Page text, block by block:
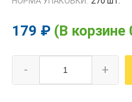
179 ₽ (В корзине
- +